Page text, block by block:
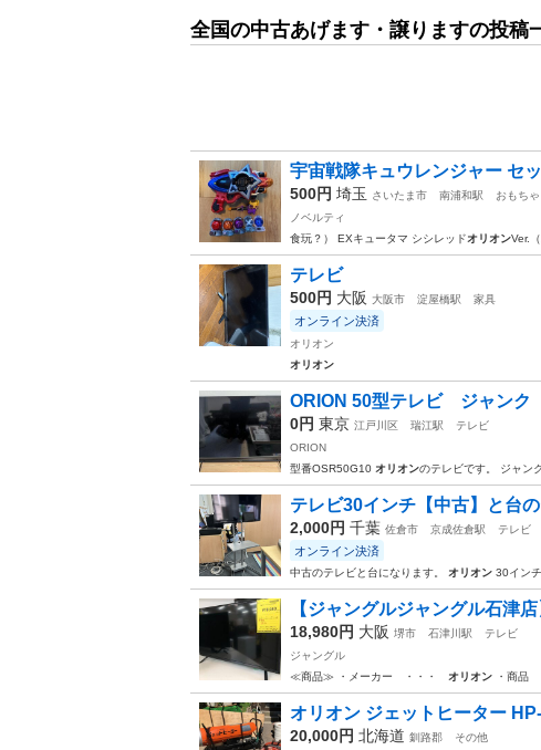
全国の中古あげます・譲りますの投稿
宇宙戦隊キュウレンジャー セ
500円 埼玉 さいたま市 南浦和駅
おもちゃ
ノベルティ
食玩？） EXキュータマ シシレッドオリオンVer.
テレビ
500円 大阪 大阪市 淀屋橋駅 家具
オンライン決済
オリオン
オリオン
ORION 50型テレビ ジャンク
0円 東京 江戸川区 瑞江駅
テレビ
ORION
型番OSR50G10 オリオンのテレビです。 ジャン
テレビ30インチ【中古】と台
2,000円 千葉 佐倉市 京成佐倉駅 テレビ
オンライン決済
中古のテレビと台になります。 オリオン 30イン
【ジャングルジャングル石津
18,980円 大阪 堺市 石津川駅
テレビ
ジャングル
≪商品≫ ・メーカー ・・・ オリオン ・商
オリオン ジェットヒーター
20,000円 北海道 釧路郡
その他